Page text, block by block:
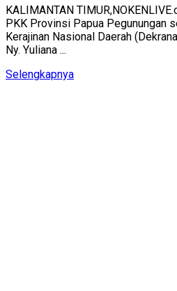
KALIMANTAN
PKK Provinsi Papua Pegunungan
Kerajinan Nasional Daerah
Ny. Yuliana ...
SelengkapnyaDetails